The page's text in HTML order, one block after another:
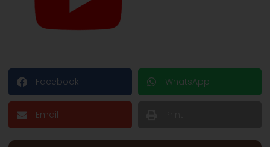
Facebook WhatsApp
Email